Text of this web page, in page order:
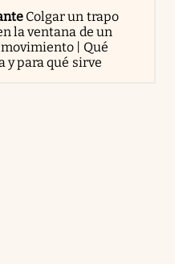
Colgar un trapo
la ventana de un
| Qué
y para qué sirve